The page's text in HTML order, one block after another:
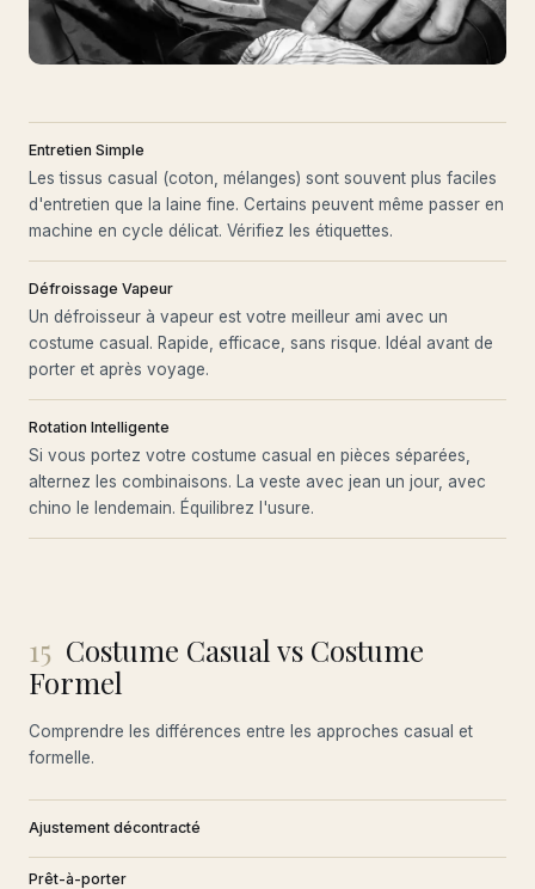
Entretien Simple
Les tissus casual (coton, mélanges) sont souvent plus faciles
d'entretien que la laine fine. Certains peuvent même passer en
machine en cycle délicat. Vérifiez les étiquettes.
Défroissage Vapeur
Un défroisseur à vapeur est votre meilleur ami avec un
costume casual. Rapide, efficace, sans risque. Idéal avant de
porter et après voyage.
Rotation Intelligente
Si vous portez votre costume casual en pièces séparées,
alternez les combinaisons. La veste avec jean un jour, avec
chino le lendemain. Équilibrez l'usure.
15 Costume Casual vs Costume
Formel
Comprendre les différences entre les approches casual et
formelle.
Ajustement décontracté
Prêt-à-porter